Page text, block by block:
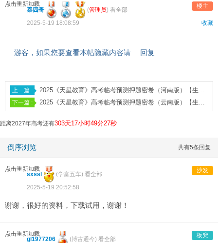
点击重新加载 楼主
秦四哥 (管理员) 看全部
收藏
2025-5-19 18:08:59
游客，如果您要查看本帖隐藏内容请 回复
2025《天星教育》高考临考预测押题密卷（河南版）【生物AB卷】
2025《天星教育》高考临考预测押题密卷（云南版）【生物AB卷】
距离2027年高考还有303天17小时49分26秒
倒序浏览 共有5条回复
点击重新加载 沙发
sxssl (学富五车)看全部
2025-5-19 20:52:58
谢谢，很好的资料，下载试用，谢谢！
点击重新加载 板凳
gl1977206 (博古通今)看全部